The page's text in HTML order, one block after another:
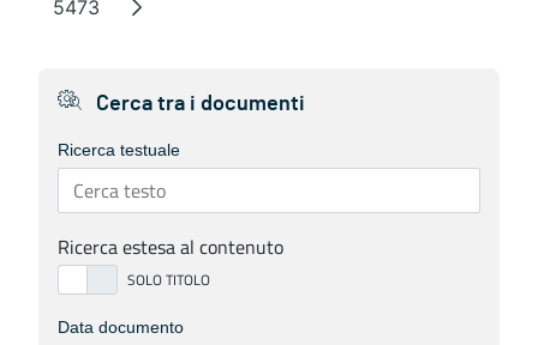
Page
5473
Cerca tra i documenti
Ricerca testuale
Ricerca estesa al contenuto
Data documento